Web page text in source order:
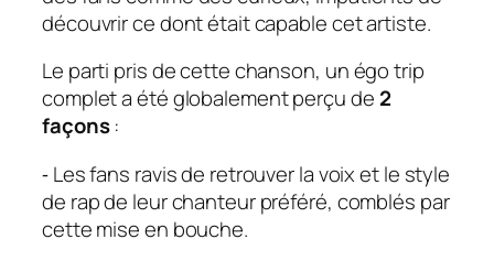
découvrir ce dont était capable cet artiste.
Le parti pris de cette chanson, unégo trip
complet a été globalement perçu de 2
façons:
⁃ Les fans ravis de retrouver la voix et le style
de rap de leur chanteur préféré, comblés par
cette mise en bouche.